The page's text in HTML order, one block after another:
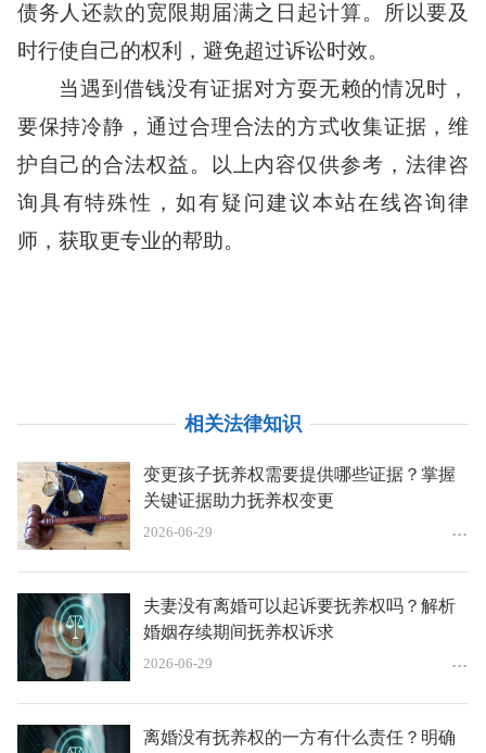
债务人还款的宽限期届满之日起计算。所以要及
时行使自己的权利，避免超过诉讼时效。
当遇到借钱没有证据对方耍无赖的情况时，
要保持冷静，通过合理合法的方式收集证据，维
护自己的合法权益。以上内容仅供参考，法律咨
询具有特殊性，如有疑问建议本站在线咨询律
师，获取更专业的帮助。
相关法律知识
变更孩子抚养权需要提供哪些证据？掌握
关键证据助力抚养权变更
2026-06-29
夫妻没有离婚可以起诉要抚养权吗？解析
婚姻存续期间抚养权诉求
2026-06-29
离婚没有抚养权的一方有什么责任？明确